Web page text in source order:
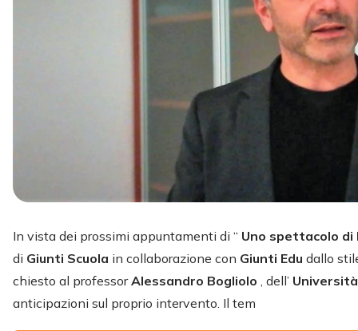
In vista dei prossimi appuntamenti di “ Uno spettacolo
di Giunti Scuola in collaborazione con Giunti Edu dallo
chiesto al professorAlessandro Bogliolo , dell’
anticipazioni sul proprio intervento. Il tem